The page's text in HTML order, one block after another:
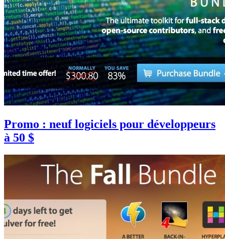
Promo : neuf logiciels pour développeurs
à 50 $